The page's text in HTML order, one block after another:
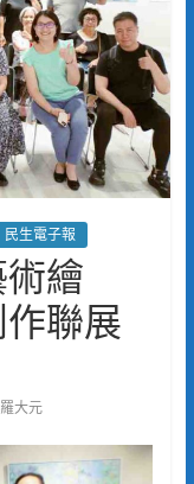
民生電子報
繪
聯展
大元